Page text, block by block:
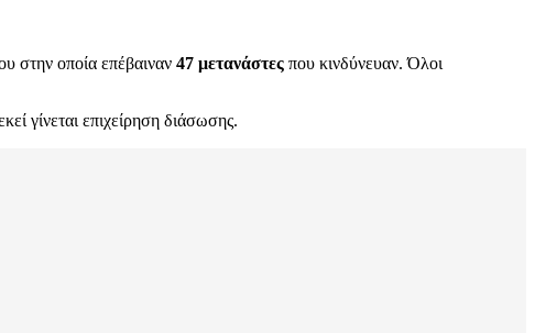
στην οποία επέβαιναν 47 μετανάστες που κινδύνευαν. Όλοι
γίνεται επιχείρηση διάσωσης.